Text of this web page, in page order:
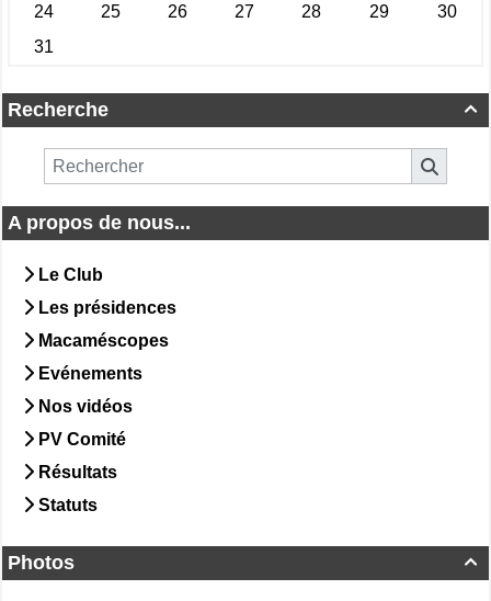

Recherche
A propos de nous...
Le Club
Les présidences
Macaméscopes
Evénements
Nos vidéos
PV Comité
Résultats
Statuts

Photos